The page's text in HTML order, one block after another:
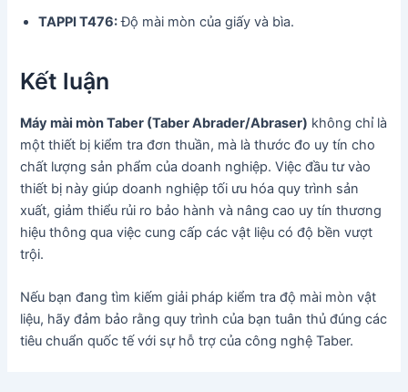
TAPPI T476:Độ mài mòn của giấy và bìa.
Kết luận
Máy mài mòn Taber (Taber Abrader/Abraser) không chỉ là
một thiết bị kiểm tra đơn thuần, mà là thước đo uy tín cho
chất lượng sản phẩm của doanh nghiệp. Việc đầu tư vào
thiết bị này giúp doanh nghiệp tối ưu hóa quy trình sản
xuất, giảm thiểu rủi ro bảo hành và nâng cao uy tín thương
hiệu thông qua việc cung cấp các vật liệu có độ bền vượt
trội.
Nếu bạn đang tìm kiếm giải pháp kiểm tra độ mài mòn vật
liệu, hãy đảm bảo rằng quy trình của bạn tuân thủ đúng các
tiêu chuẩn quốc tế với sự hỗ trợ của công nghệ Taber.